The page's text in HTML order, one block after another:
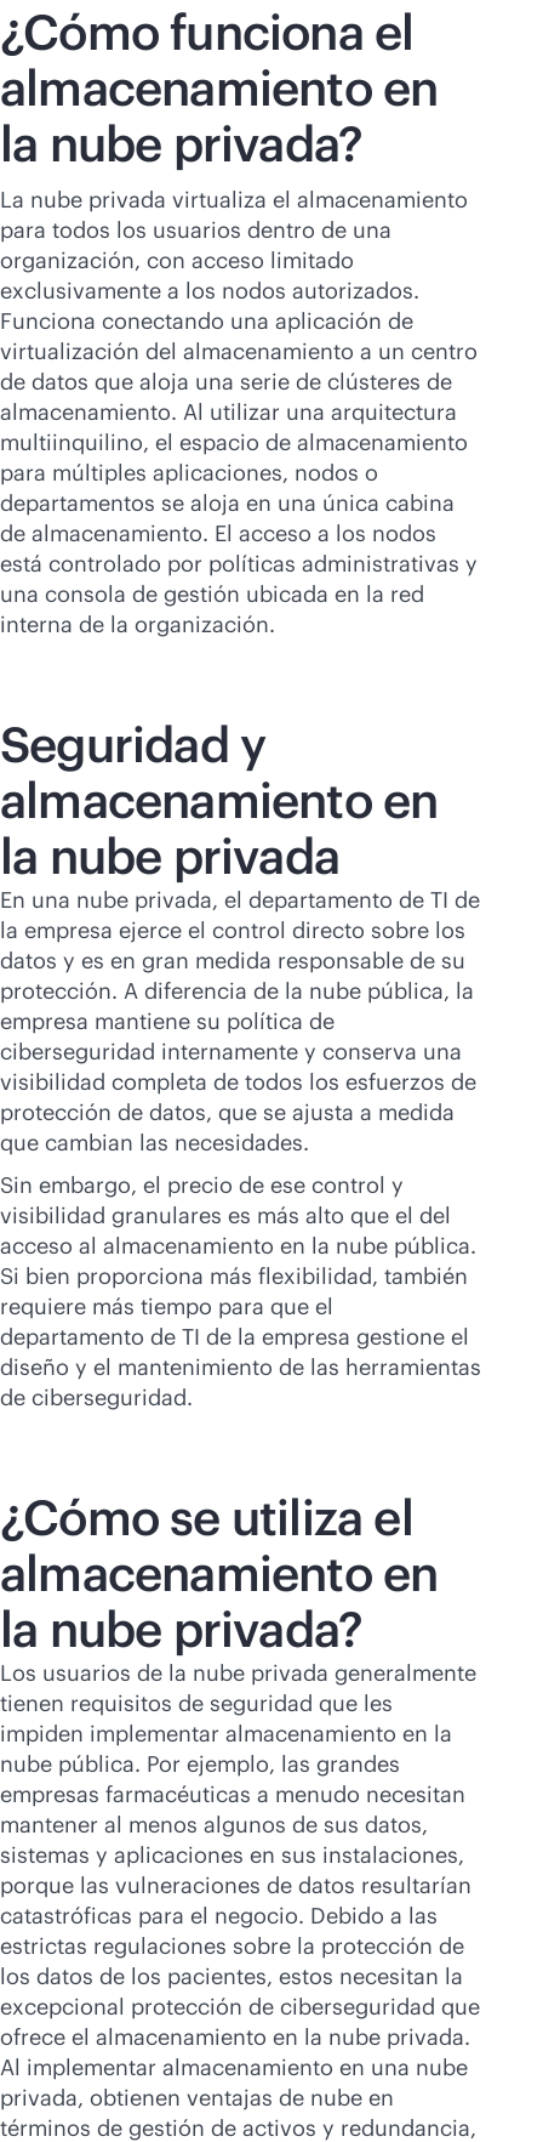
¿Cómo funciona el
almacenamiento en
la nube privada?
La nube privada virtualiza el almacenamiento
para todos los usuarios dentro de una
organización, con acceso limitado
exclusivamente a los nodos autorizados.
Funciona conectando una aplicación de
virtualización del almacenamiento a un centro
de datos que aloja una serie de clústeres de
almacenamiento. Al utilizar una arquitectura
multiinquilino, el espacio de almacenamiento
para múltiples aplicaciones, nodos o
departamentos se aloja en una única cabina
de almacenamiento. El acceso a los nodos
está controlado por políticas administrativas y
una consola de gestión ubicada en la red
interna de la organización.
Seguridad y
almacenamiento en
la nube privada
En una nube privada, el departamento de TI de
la empresa ejerce el control directo sobre los
datos y es en gran medida responsable de su
protección. A diferencia de la nube pública, la
empresa mantiene su política de
ciberseguridad internamente y conserva una
visibilidad completa de todos los esfuerzos de
protección de datos, que se ajusta a medida
que cambian las necesidades.
Sin embargo, el precio de ese control y
visibilidad granulares es más alto que el del
acceso al almacenamiento en la nube pública.
Si bien proporciona más flexibilidad, también
requiere más tiempo para que el
departamento de TI de la empresa gestione el
diseño y el mantenimiento de las herramientas
de ciberseguridad.
¿Cómo se utiliza el
almacenamiento en
la nube privada?
Los usuarios de la nube privada generalmente
tienen requisitos de seguridad que les
impiden implementar almacenamiento en la
nube pública. Por ejemplo, las grandes
empresas farmacéuticas a menudo necesitan
mantener al menos algunos de sus datos,
sistemas y aplicaciones en sus instalaciones,
porque las vulneraciones de datos resultarían
catastróficas para el negocio. Debido a las
estrictas regulaciones sobre la protección de
los datos de los pacientes, estos necesitan la
excepcional protección de ciberseguridad que
ofrece el almacenamiento en la nube privada.
Al implementar almacenamiento en una nube
privada, obtienen ventajas de nube en
términos de gestión de activos y redundancia,